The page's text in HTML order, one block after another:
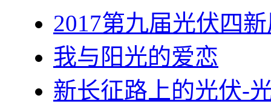
2017第九届光伏四
我与阳光的爱恋
新长征路上的光伏-